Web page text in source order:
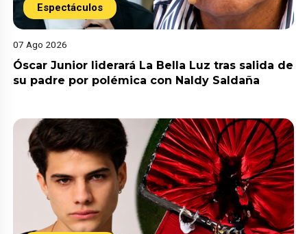
Espectáculos
07 Ago 2026
Óscar Junior liderará La Bella Luz tras salida de
su padre por polémica con Naldy Saldaña